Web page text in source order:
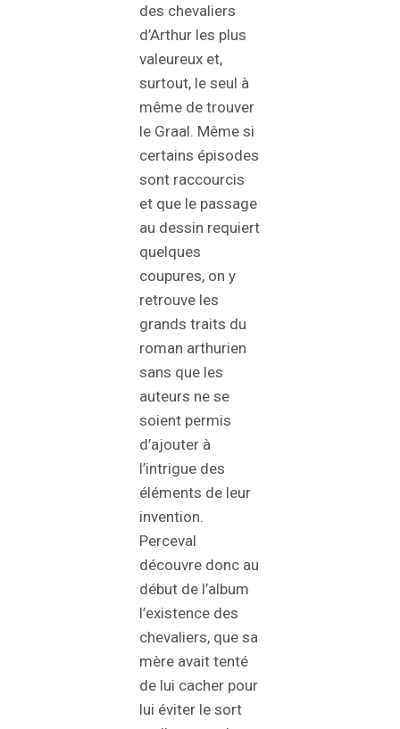
des chevaliers
d’Arthur les plus
valeureux et,
surtout, le seul à
même de trouver
le Graal. Même si
certains épisodes
sont raccourcis
et que le passage
au dessin requiert
quelques
coupures, on y
retrouve les
grands traits du
roman arthurien
sans que les
auteurs ne se
soient permis
d’ajouter à
l’intrigue des
éléments de leur
invention.
Perceval
découvre donc au
début de l’album
l’existence des
chevaliers, que sa
mère avait tenté
de lui cacher pour
lui éviter le sort